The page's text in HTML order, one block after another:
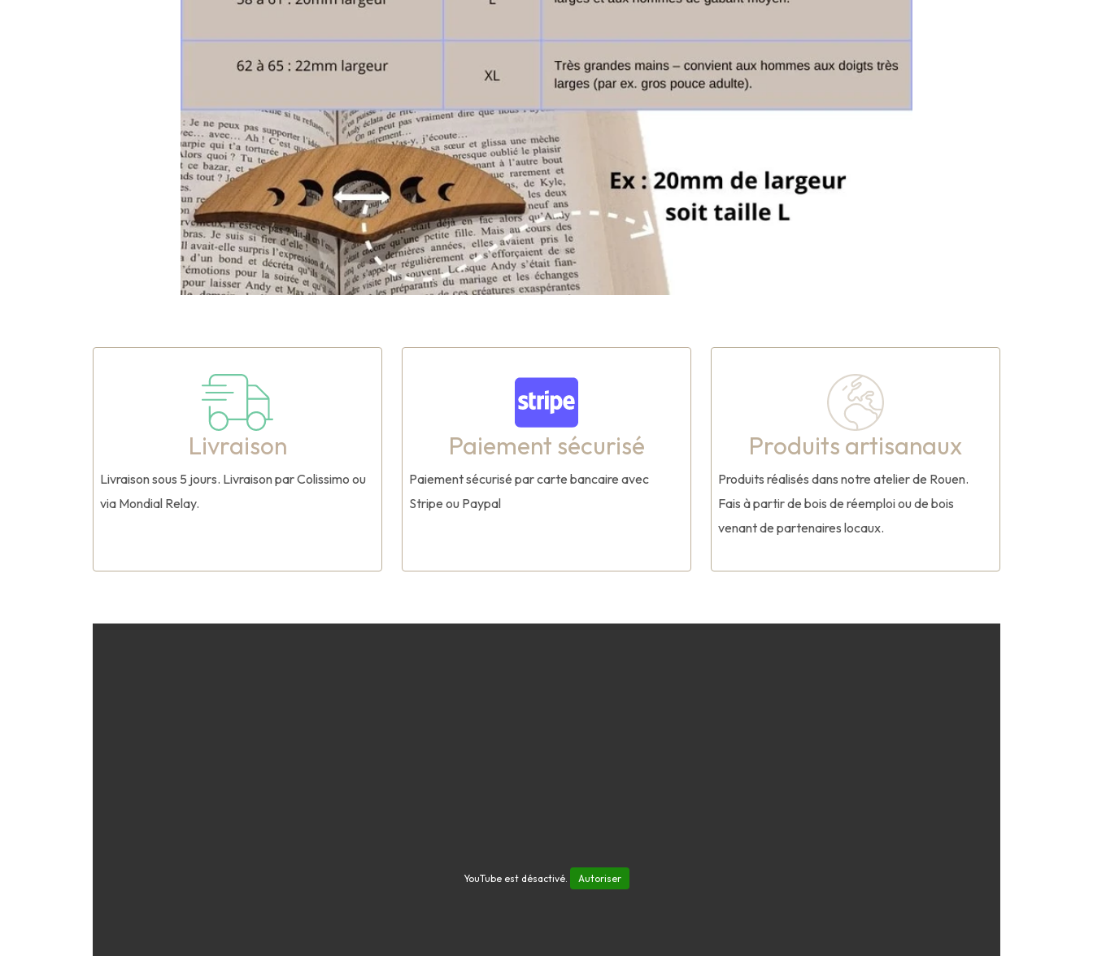
Livraison
Livraison sous 5 jours. Livraison par Colissimo ou
via Mondial Relay.
Paiement sécurisé
Paiement sécurisé par carte bancaire avec
Stripe ou Paypal
Produits artisanaux
Produits réalisés dans notre atelier de Rouen.
Fais à partir de bois de réemploi ou de bois
venant de partenaires locaux.
YouTube est désactivé. Autoriser